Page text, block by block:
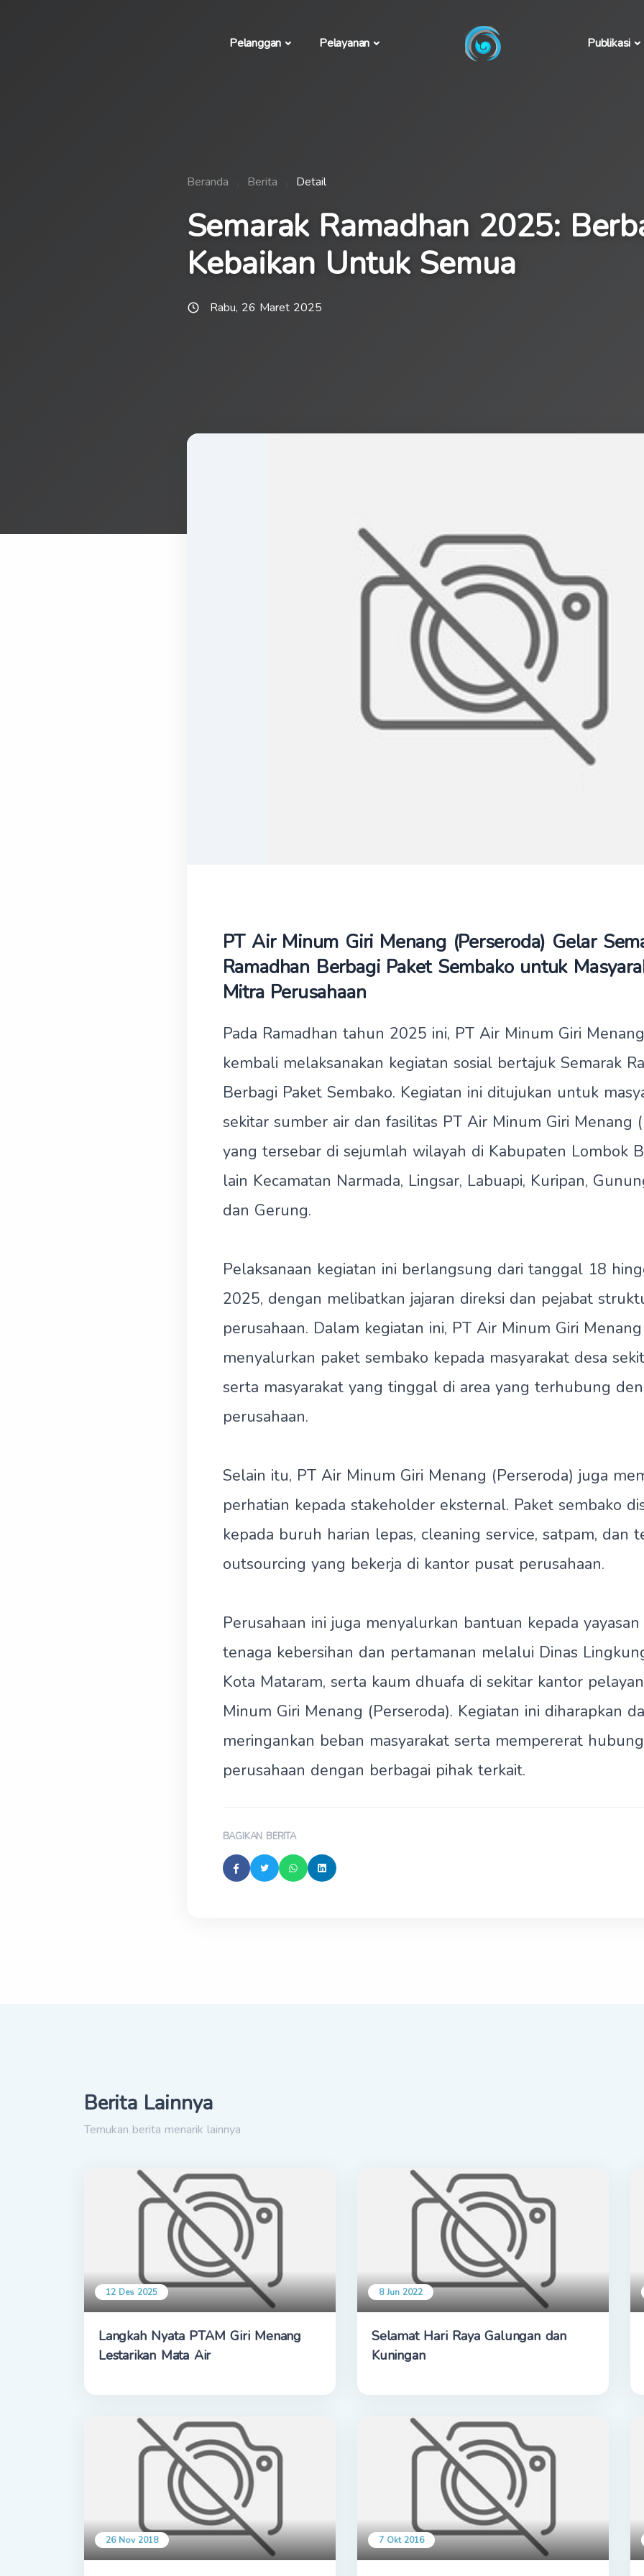
Pelanggan Pelayanan Publikasi
Beranda Berita Detail
Semarak Ramadhan 2025:
Kebaikan Untuk Semua
Rabu, 26 Maret 2025
PT Air Minum Giri Menang (Perseroda) Gelar
Ramadhan Berbagi Paket Sembako untuk
Mitra Perusahaan
Pada Ramadhan tahun 2025 ini, PT Air Minum Giri
kembali melaksanakan kegiatan sosial bertajuk Semarak
Berbagi Paket Sembako. Kegiatan ini ditujukan untuk
sekitar sumber air dan fasilitas PT Air Minum Giri Menang
yang tersebar di sejumlah wilayah di Kabupaten Lombok
lain Kecamatan Narmada, Lingsar, Labuapi, Kuripan,
dan Gerung.
Pelaksanaan kegiatan ini berlangsung dari tanggal 18
2025, dengan melibatkan jajaran direksi dan pejabat
perusahaan. Dalam kegiatan ini, PT Air Minum Giri
menyalurkan paket sembako kepada masyarakat desa
serta masyarakat yang tinggal di area yang terhubung
perusahaan.
Selain itu, PT Air Minum Giri Menang (Perseroda) juga
perhatian kepada stakeholder eksternal. Paket sembako
kepada buruh harian lepas, cleaning service, satpam, dan
outsourcing yang bekerja di kantor pusat perusahaan.
Perusahaan ini juga menyalurkan bantuan kepada yayasan
tenaga kebersihan dan pertamanan melalui Dinas
Kota Mataram, serta kaum dhuafa di sekitar kantor
Minum Giri Menang (Perseroda). Kegiatan ini diharapkan
meringankan beban masyarakat serta mempererat
perusahaan dengan berbagai pihak terkait.
BAGIKAN BERITA
Berita Lainnya
Temukan berita menarik lainnya
12 Des 2025
Langkah Nyata PTAM Giri Menang
Lestarikan Mata Air
8 Jun 2022
Selamat Hari Raya Galungan dan
Kuningan
26 Nov 2018 7 Okt 2016